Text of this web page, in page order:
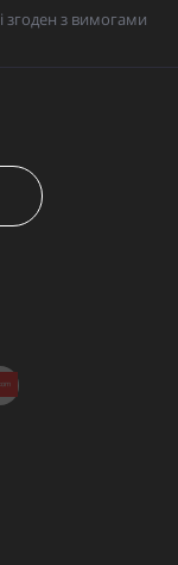
і згоден з вимогами